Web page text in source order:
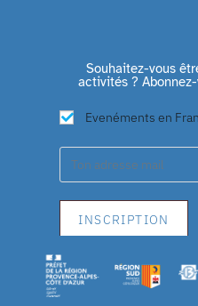
Souhaitez-vous
activités ?
Evenéments en